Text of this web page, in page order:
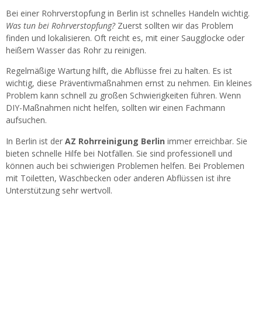
Bei einer Rohrverstopfung in Berlin ist schnelles Handeln wichtig.
Was tun bei Rohrverstopfung?Zuerst sollten wir das Problem
finden und lokalisieren. Oft reicht es, mit einer Saugglocke oder
heißem Wasser das Rohr zu reinigen.
Regelmäßige Wartung hilft, die Abflüsse frei zu halten. Es ist
wichtig, diese Präventivmaßnahmen ernst zu nehmen. Ein kleines
Problem kann schnell zu großen Schwierigkeiten führen. Wenn
DIY-Maßnahmen nicht helfen, sollten wir einen Fachmann
aufsuchen.
In Berlin ist der AZ Rohrreinigung Berlin immer erreichbar. Sie
bieten schnelle Hilfe bei Notfällen. Sie sind professionell und
können auch bei schwierigen Problemen helfen. Bei Problemen
mit Toiletten, Waschbecken oder anderen Abflüssen ist ihre
Unterstützung sehr wertvoll.